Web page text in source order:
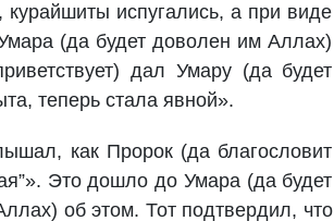
испугались, а при виде
(да будет доволен им Аллах)
дал Умару (да будет
теперь стала явной».
как Пророк (да благословит
Это дошло до Умара (да будет
об этом. Тот подтвердил, что